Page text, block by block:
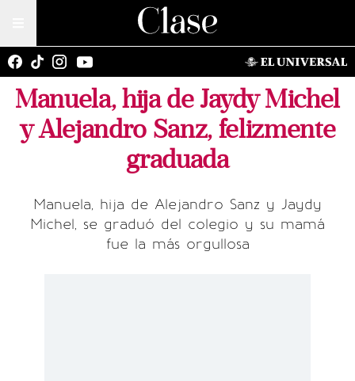
Manuela, hija de Jaydy Michel
y Alejandro Sanz, felizmente
graduada
Manuela, hija de Alejandro Sanz y Jaydy
Michel, se graduó del colegio y su mamá
fue la más orgullosa